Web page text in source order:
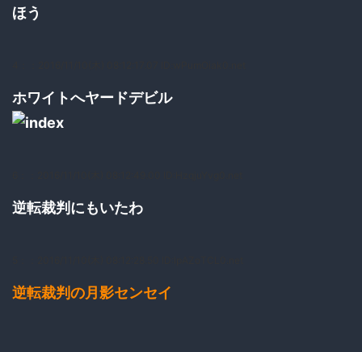
ほう
ホワイトへヤードデビル
逆転裁判にもいたわ
逆転裁判の月影センセイ